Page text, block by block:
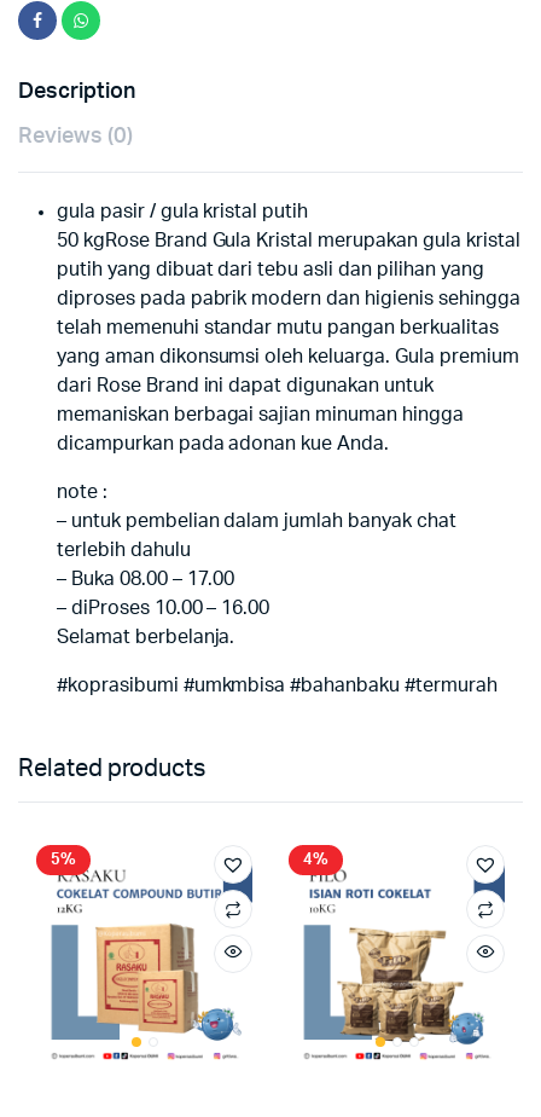
Description
Reviews (0)
gula pasir / gula kristal putih
50 kgRose Brand Gula Kristal merupakan gula kristal
putih yang dibuat dari tebu asli dan pilihan yang
diproses pada pabrik modern dan higienis sehingga
telah memenuhi standar mutu pangan berkualitas
yang aman dikonsumsi oleh keluarga. Gula premium
dari Rose Brand ini dapat digunakan untuk
memaniskan berbagai sajian minuman hingga
dicampurkan pada adonan kue Anda.
note :
– untuk pembelian dalam jumlah banyak chat
terlebih dahulu
– Buka 08.00 – 17.00
– diProses 10.00 – 16.00
Selamat berbelanja.
#koprasibumi #umkmbisa #bahanbaku #termurah
Related products
5% 4%